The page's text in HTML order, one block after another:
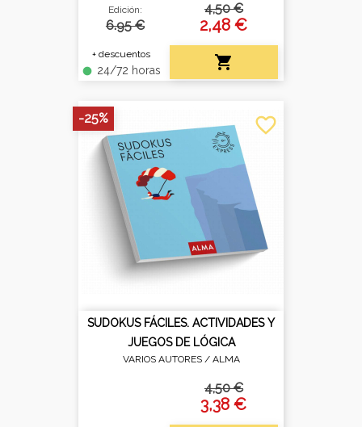
Edición:
6.95 €
+ descuentos
fiber_manual_record 24/72 horas
4,50 €
2,48 €

SUDOKUS FÁCILES. ACTIVIDADES Y
JUEGOS DE LÓGICA
VARIOS AUTORES / ALMA
4,50 €
3,38 €
favorite_border
-25%